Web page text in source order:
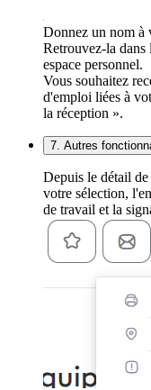
Donnez un nom à
Retrouvez-la
espace personnel.
Vous souhaitez
d'emploi liées à
la réception ».
7. Autres
Depuis le détail
votre sélection,
de travail et la